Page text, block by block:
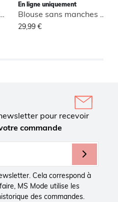
Jupe maxi avec taille élastique
En ligne uniquement
Blouse sans manches à col montant
29,99 €
pour recevoir
commande
Cela correspond à
MS Mode utilise les
des commandes.